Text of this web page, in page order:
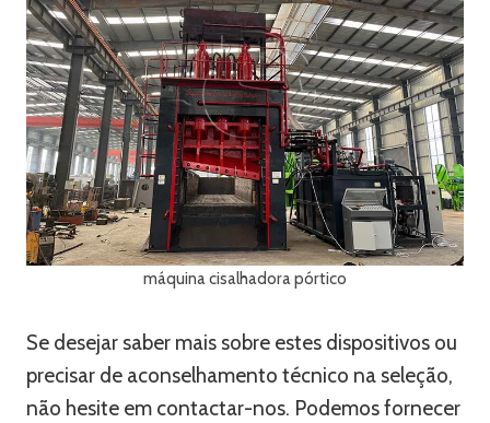
máquina cisalhadora pórtico
Se desejar saber mais sobre estes dispositivos ou
precisar de aconselhamento técnico na seleção,
não hesite em contactar-nos. Podemos fornecer